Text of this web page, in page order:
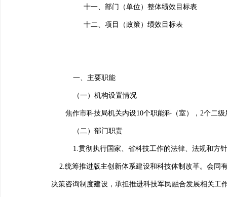
十一、部门（单位）整体绩效目标表
十二、项目（政策）绩效目标表
一、 主要职能
（一）机构设置情况
焦作市科技局机关内设10个职能科（室）， 2个二级
（二）部门职责
1. 贯彻执行国家、省科技工作的法律、法规和方
2. 统筹推进版主创新体系建设和科技体制改革。会同
决策咨询制度建设，承担推进科技军民融合发展相关工